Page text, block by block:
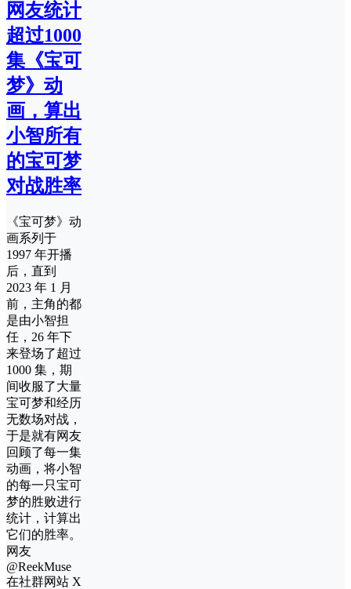
网友统计
超过1000
集《宝可
梦》动
画，算出
小智所有
的宝可梦
对战胜率
《宝可梦》动
画系列于
1997 年开播
后，直到
2023 年 1 月
前，主角的都
是由小智担
任，26 年下
来登场了超过
1000 集，期
间收服了大量
宝可梦和经历
无数场对战，
于是就有网友
回顾了每一集
动画，将小智
的每一只宝可
梦的胜败进行
统计，计算出
它们的胜率。
网友
@ReekMuse
在社群网站 X